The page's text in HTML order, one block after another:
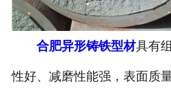
合肥异形铸铁型材具有
性好、减磨性能强，表面质